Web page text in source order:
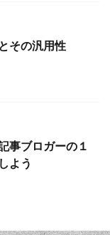
その汎用性
事ブロガーの１
よう